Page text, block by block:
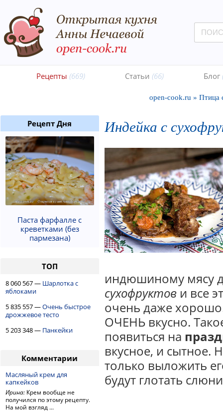
Рецепты (669) Статьи (66) Блог
open-cook.ru »Птица
Рецепт Дня
Паста фарфалле с
креветками (без
пармезана)
ТОП
8 060 567 — Шарлотка с
яблоками
5 835 557 —Очень быстрое
дрожжевое тесто
5 203 348 — Панкейки
Комментарии
Масляный крем для
капкейков
Ирина: Крем вообще не
получился по этому рецепту.
На мой взгляд ...
Индейка с
индюшиному мясу
сухофруктов и все
очень даже
ОЧЕНЬ вкусно.
появиться на
вкусное, и сытное.
только выложить
будут глотать